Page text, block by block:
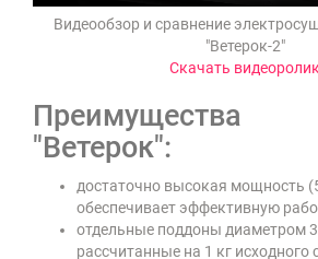
Видеообзор и сравнение
"Ветерок-2"
Скачать видеоролик
Преимущества
"Ветерок":
достаточно высокая мощность
обеспечивает эффективную
отдельные поддоны диаметром
рассчитанные на 1 кг